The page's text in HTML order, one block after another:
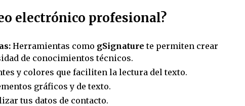
electrónico profesional?
Herramientas como gSignature te permiten crear
de conocimientos técnicos.
y colores que faciliten la lectura del texto.
gráficos y de texto.
tus datos de contacto.